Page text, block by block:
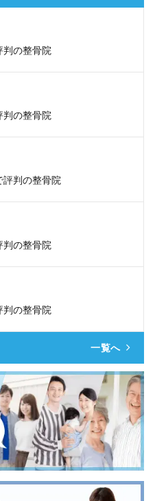
判の整骨院
判の整骨院
評判の整骨院
判の整骨院
判の整骨院
一覧へ